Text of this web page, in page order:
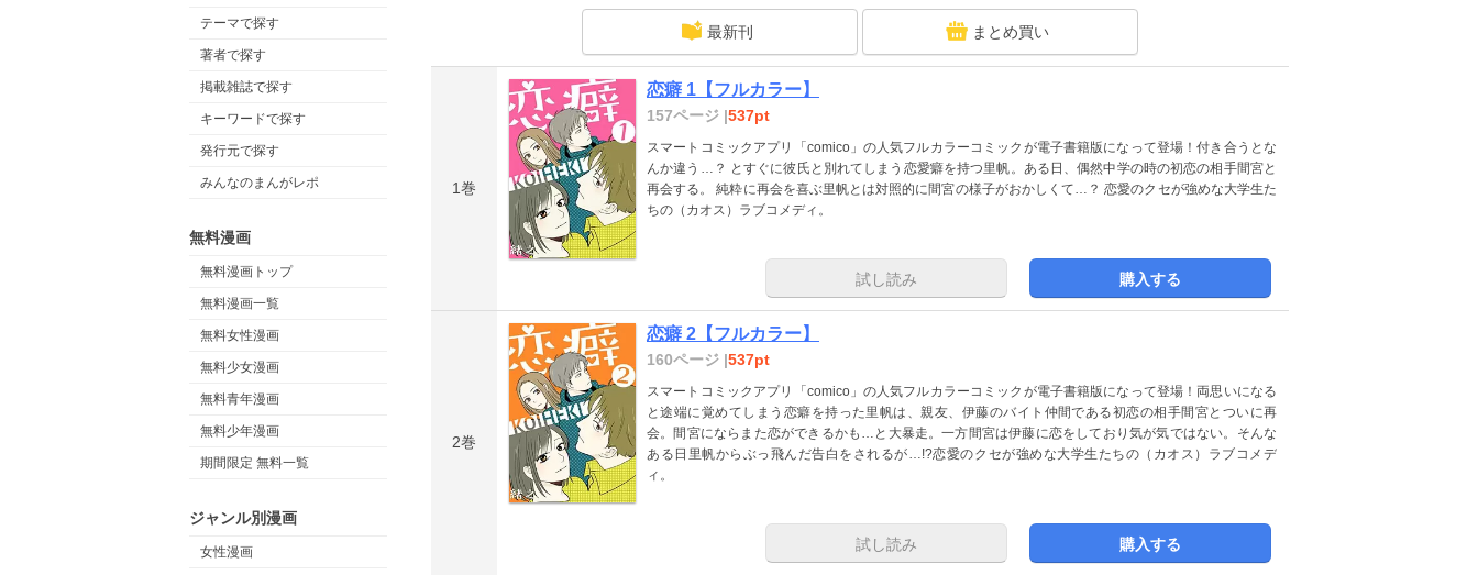
テーマで探す
著者で探す
掲載雑誌で探す
キーワードで探す
発行元で探す
みんなのまんがレポ
無料漫画
無料漫画トップ
無料漫画一覧
無料女性漫画
無料少女漫画
無料青年漫画
無料少年漫画
期間限定 無料一覧
ジャンル別漫画
女性漫画
最新刊 まとめ買い
1巻
恋癖 1【フルカラー】
157ページ |537pt
スマートコミックアプリ「comico」の人気フルカラーコミックが電子書籍版になって登場！付き合うとな
んか違う…？ とすぐに彼氏と別れてしまう恋愛癖を持つ里帆。ある日、偶然中学の時の初恋の相手間宮と
再会する。 純粋に再会を喜ぶ里帆とは対照的に間宮の様子がおかしくて…？ 恋愛のクセが強めな大学生た
ちの（カオス）ラブコメディ。
試し読み 購入する
2巻
恋癖 2【フルカラー】
160ページ |537pt
スマートコミックアプリ「comico」の人気フルカラーコミックが電子書籍版になって登場！両思いになる
と途端に覚めてしまう恋癖を持った里帆は、親友、伊藤のバイト仲間である初恋の相手間宮とついに再
会。間宮にならまた恋ができるかも…と大暴走。一方間宮は伊藤に恋をしており気が気ではない。そんな
ある日里帆からぶっ飛んだ告白をされるが…!?恋愛のクセが強めな大学生たちの（カオス）ラブコメデ
ィ。
試し読み 購入する